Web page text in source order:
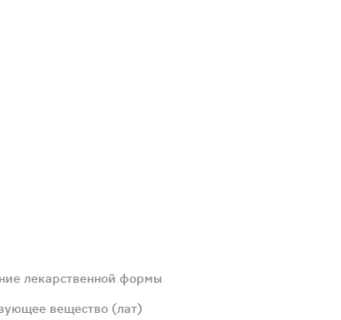
наличие взвеси мелких частиц и
лекарственной формы
вещество (лат)